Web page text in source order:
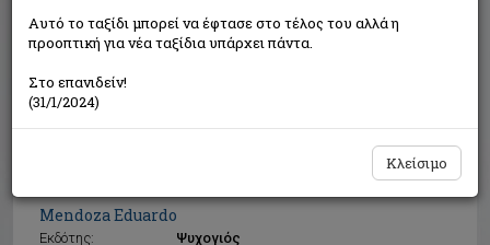
Mendoza Eduardo
Εκδότης:
Ψυχογιός
Εκτός κυκλοφορίας
Αυτό το ταξίδι μπορεί να έφτασε στο τέλος του αλλά η
προοπτική για νέα ταξίδια υπάρχει πάντα.
Στο επανιδείν!
(31/1/2024)
Κλείσιμο